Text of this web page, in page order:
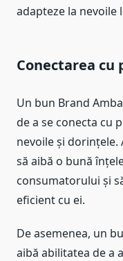
adapteze la nevoile
Conectarea
Un bun Brand
de a se conecta cu
nevoile și dorințele.
să aibă o bună
consumatorului și
eficient cu ei.
De asemenea, un
aibă abilitatea de a